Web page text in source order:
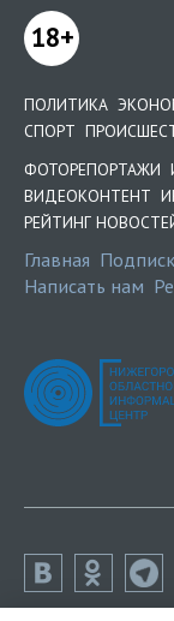
18+
ПОЛИТИКА
СПОРТ
ФОТОРЕПОРТАЖИ
ВИДЕОКОНТЕНТ
РЕЙТИНГ
Главная
Написать нам